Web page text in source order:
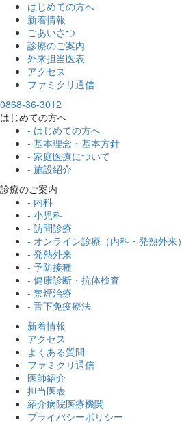
はじめての方へ
新着情報
ごあいさつ
診療のご案内
外来担当医表
アクセス
ファミクリ通信
0868-36-3012
はじめての方へ
- はじめての方へ
- 基本理念・基本方針
- 家庭医療について
- 施設紹介
診療のご案内
- 内科
- 小児科
- 訪問診療
- オンライン診療（内科・発熱外来）
- 発熱外来
- 予防接種
- 健康診断・抗体検査
- 禁煙治療
- 舌下免疫療法
新着情報
アクセス
よくある質問
ファミクリ通信
医師紹介
担当医表
紹介病院医療機関
プライバシーポリシー